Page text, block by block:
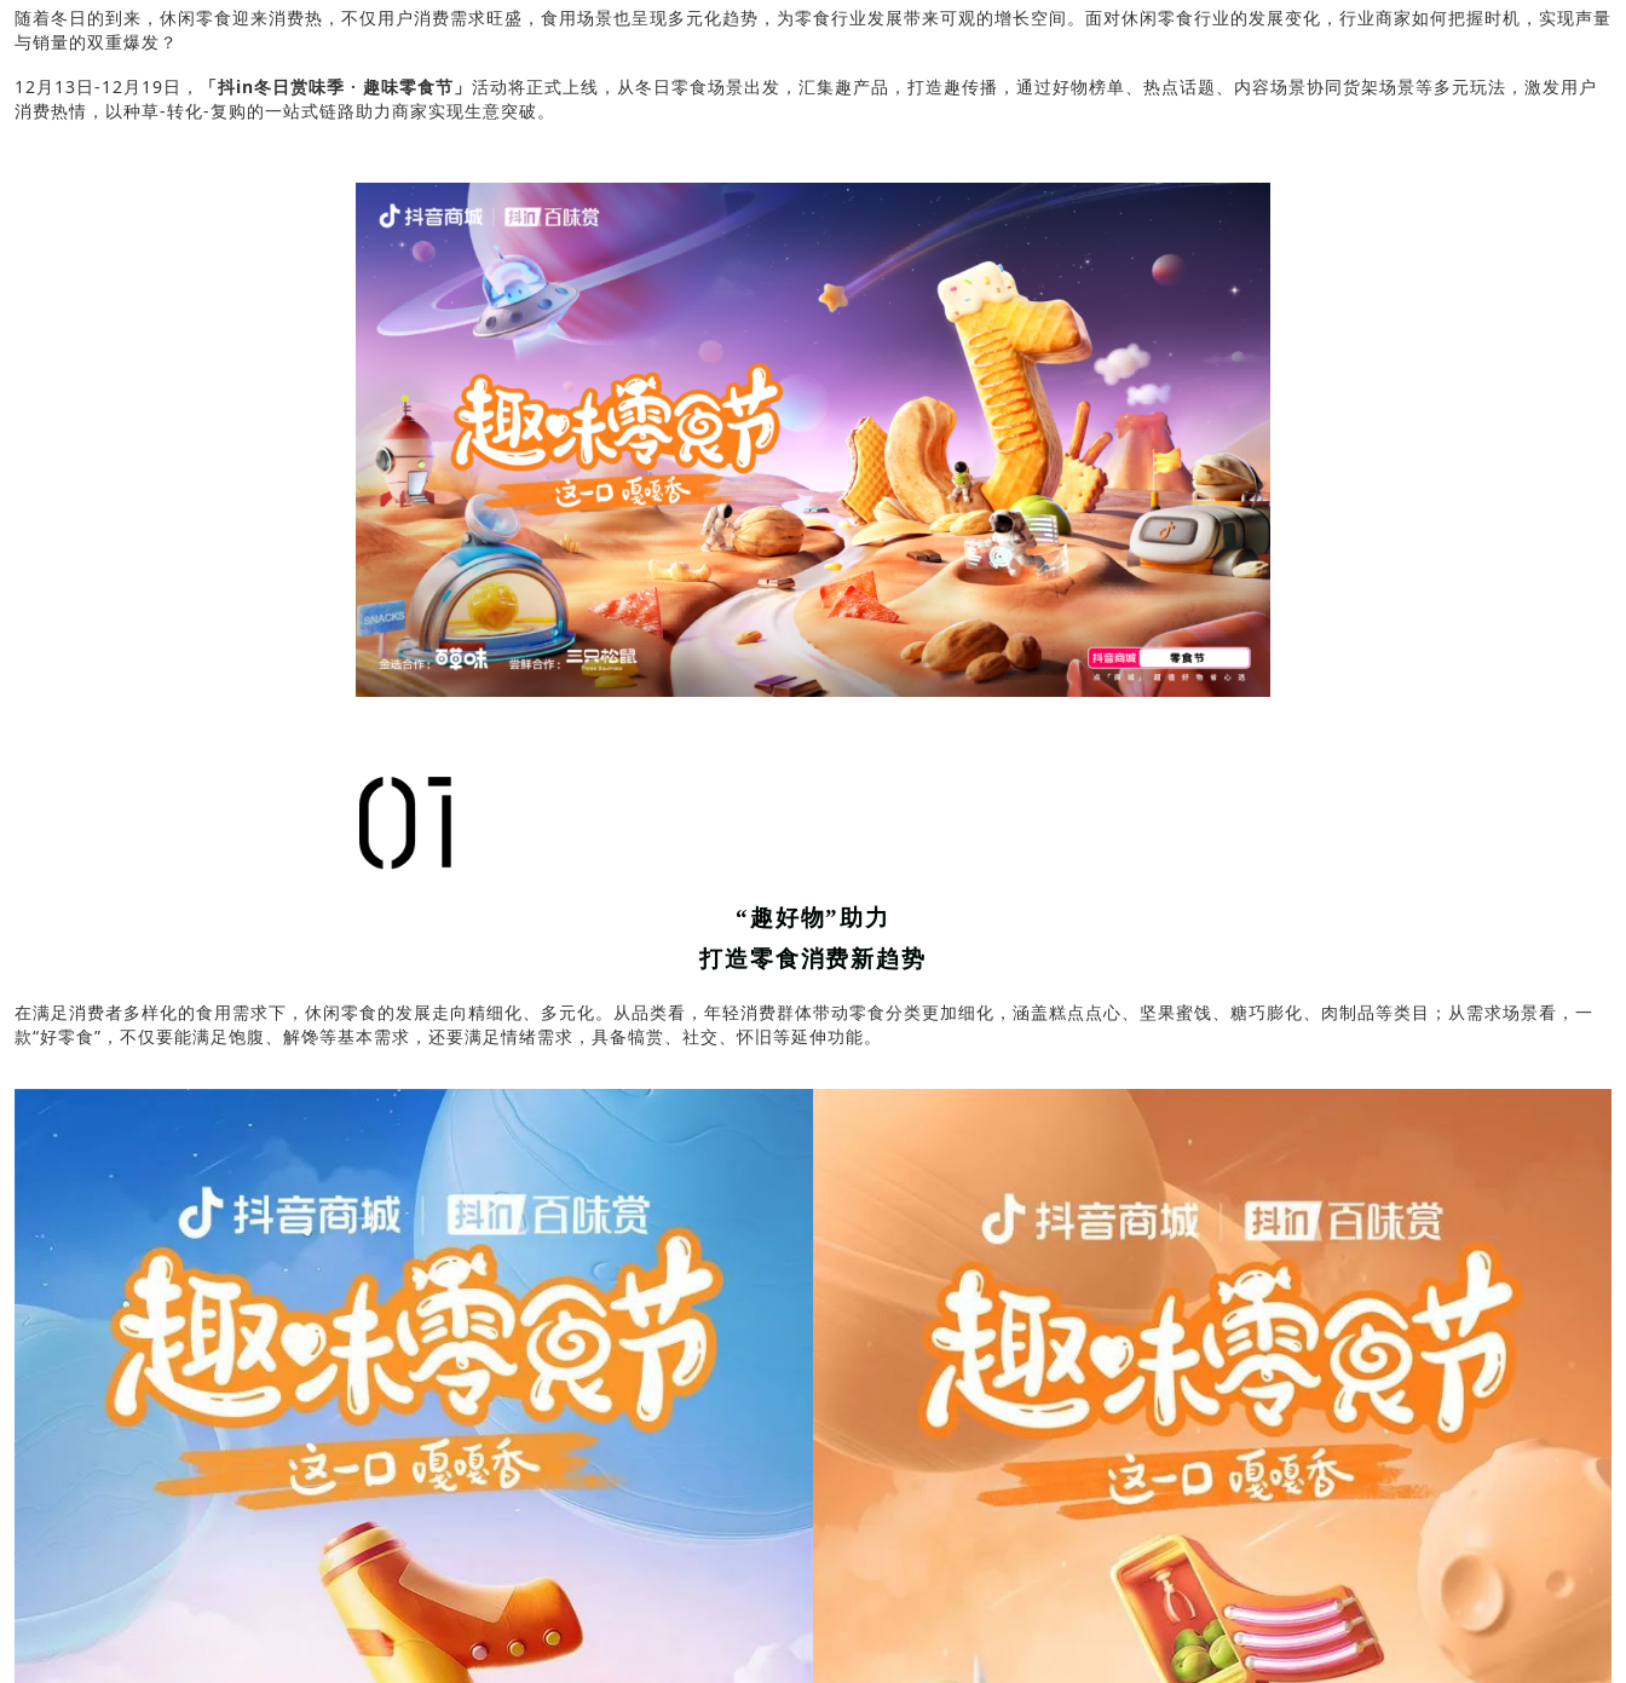
随着冬日的到来，休闲零食迎来消费热，不仅用户消费需求旺盛，食用场景也呈现多元化趋势，为零食行业发展带来可观的增长空间。面对休闲零食行业的发展变化，行业商家如何把握时机，实现声量
与销量的双重爆发？
12月13日-12月19日，
「抖in冬日赏味季 · 趣味零食节」 活动将正式上线，从冬日零食场景出发，汇集趣产品，打造趣传播，通过好物榜单、热点话题、内容场景协同货架场景等多元玩法，激发用户
消费热情，以种草-转化-复购的一站式链路助力商家实现生意突破。
“趣好物”助力
打造零食消费新趋势
在满足消费者多样化的食用需求下，休闲零食的发展走向精细化、多元化。从品类看，年轻消费群体带动零食分类更加细化，涵盖糕点点心、坚果蜜饯、糖巧膨化、肉制品等类目；从需求场景看，一
款“好零食”，不仅要能满足饱腹、解馋等基本需求，还要满足情绪需求，具备犒赏、社交、怀旧等延伸功能。